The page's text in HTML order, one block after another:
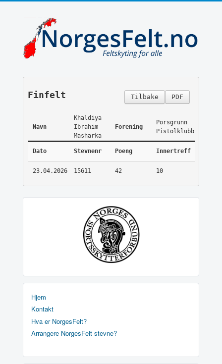
PDF
Tilbake
Finfelt
Navn
Khaldiya
Ibrahim
Masharka
Forening
Porsgrunn
Pistolklubb
Dato Stevnenr Poeng Innertreff
23.04.2026 15611 42 10
Hjem
Kontakt
Hva er NorgesFelt?
Arrangere NorgesFelt stevne?